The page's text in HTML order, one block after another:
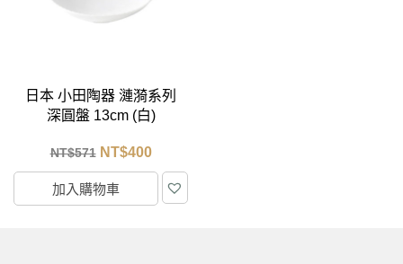
日本 小田陶器 漣漪系列
深圓盤 13cm (白)
NT$571 NT$400
加入購物車